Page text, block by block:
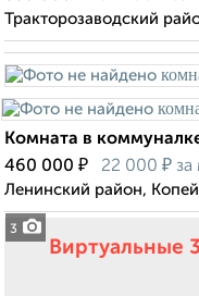
Тракторозаводский
3
Комната в
460 000 ₽ 22 000 ₽ за
Ленинский район,
Виртуальные